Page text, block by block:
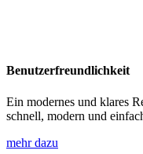
Benutzerfreundlichkeit
Ein modernes und klares
schnell, modern und
mehr dazu